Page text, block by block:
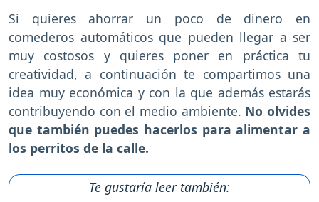
Si quieres ahorrar un poco de dinero en
comederos automáticos que pueden llegar a ser
muy costosos y quieres poner en práctica tu
creatividad, a continuación te compartimos una
idea muy económica y con la que además estarás
contribuyendo con el medio ambiente. No olvides
que también puedes hacerlos para alimentar a
los perritos de la calle.
Te gustaría leer también: